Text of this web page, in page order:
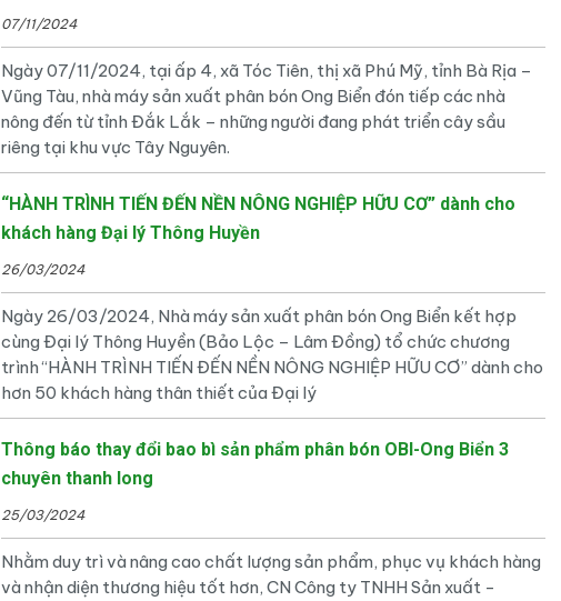
07/11/2024
Ngày 07/11/2024, tại ấp 4, xã Tóc Tiên, thị xã Phú Mỹ, tỉnh Bà Rịa –
Vũng Tàu, nhà máy sản xuất phân bón Ong Biển đón tiếp các nhà
nông đến từ tỉnh Đắk Lắk – những người đang phát triển cây sầu
riêng tại khu vực Tây Nguyên.
“HÀNH TRÌNH TIẾN ĐẾN NỀN NÔNG NGHIỆP HỮU CƠ” dành cho
khách hàng Đại lý Thông Huyền
26/03/2024
Ngày 26/03/2024, Nhà máy sản xuất phân bón Ong Biển kết hợp
cùng Đại lý Thông Huyền (Bảo Lộc – Lâm Đồng) tổ chức chương
trình “HÀNH TRÌNH TIẾN ĐẾN NỀN NÔNG NGHIỆP HỮU CƠ” dành cho
hơn 50 khách hàng thân thiết của Đại lý
Thông báo thay đổi bao bì sản phẩm phân bón OBI-Ong Biển 3
chuyên thanh long
25/03/2024
Nhằm duy trì và nâng cao chất lượng sản phẩm, phục vụ khách hàng
và nhận diện thương hiệu tốt hơn, CN Công ty TNHH Sản xuất -